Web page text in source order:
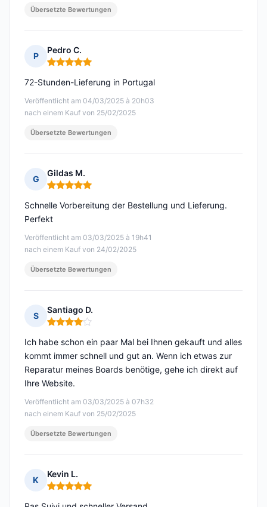
Übersetzte Bewertungen
P
Pedro C.
Hinweis: 5 von 5
Veröffentlicht am 04/03/2025 à 20h03
nach einem Kauf von 25/02/2025
72-Stunden-Lieferung in Portugal
Übersetzte Bewertungen
G
Gildas M.
Hinweis: 5 von 5
Veröffentlicht am 03/03/2025 à 19h41
nach einem Kauf von 24/02/2025
Schnelle Vorbereitung der Bestellung und Lieferung.
Perfekt
Übersetzte Bewertungen
S
Santiago D.
Hinweis: 4 von 5
Veröffentlicht am 03/03/2025 à 07h32
nach einem Kauf von 25/02/2025
Ich habe schon ein paar Mal bei Ihnen gekauft und alles
kommt immer schnell und gut an. Wenn ich etwas zur
Reparatur meines Boards benötige, gehe ich direkt auf
Ihre Website.
Übersetzte Bewertungen
K
Kevin L.
Hinweis: 5 von 5